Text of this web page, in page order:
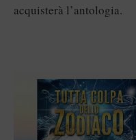
acquisterà l’antologia.